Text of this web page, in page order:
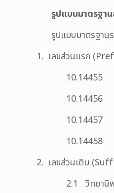
รูปแบบมาตรฐา
รูปแบบมาตรฐาน
1. เลขส่วนแรก
10.14455
10.14456
10.14457
10.14458
2. เลขส่วนเติม
2.1 วิทยานิ